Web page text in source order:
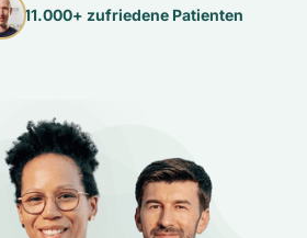
11.000+ zufriedene Patienten